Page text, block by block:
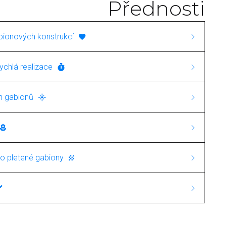
Přednosti
konstrukcí
specializuje na výstavbu gabionových
služby nabízíme jak svařované, tak i
zajišťuje širokou škálu aplikací, od
prvků až po složitější konstrukce,
a násypy.
realizace
dodacími lhůtami a nabízíme výrobky za
je důležitá nejen kvalita, ale i spokojenost
nabídkou a rychlostí služeb.
gabionů
gabiony? U nás najdete kompletní
vhodných pro různé aplikace. Díky
můžeme garantovat vysokou pevnost
ale i řešení pro vyztužené svahy a
zemin s následným ozeleněním. Tato
pro ekologické projekty, kde je důraz na
a přírodou.
pletené gabiony
gabionů používáme síť se
což zajišťuje pevnost a estetický vzhled